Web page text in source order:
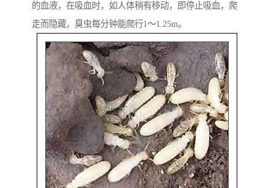
的血液，在吸血时，如人体稍有移动，即停止吸血，爬
走而隐藏，臭虫每分钟能爬行1～1.25m。